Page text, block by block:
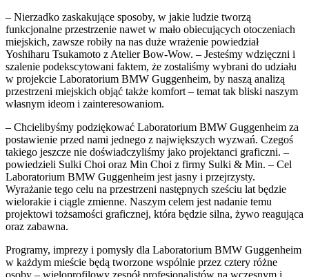
– Nierzadko zaskakujące sposoby, w jakie ludzie tworzą
funkcjonalne przestrzenie nawet w mało obiecujących otoczeniach
miejskich, zawsze robiły na nas duże wrażenie powiedział
Yoshiharu Tsukamoto z Atelier Bow-Wow. – Jesteśmy wdzięczni i
szalenie podekscytowani faktem, że zostaliśmy wybrani do udziału
w projekcie Laboratorium BMW Guggenheim, by naszą analizą
przestrzeni miejskich objąć także komfort – temat tak bliski naszym
własnym ideom i zainteresowaniom.
– Chcielibyśmy podziękować Laboratorium BMW Guggenheim za
postawienie przed nami jednego z największych wyzwań. Czegoś
takiego jeszcze nie doświadczyliśmy jako projektanci graficzni. –
powiedzieli Sulki Choi oraz Min Choi z firmy Sulki & Min. – Cel
Laboratorium BMW Guggenheim jest jasny i przejrzysty.
Wyrażanie tego celu na przestrzeni następnych sześciu lat będzie
wielorakie i ciągle zmienne. Naszym celem jest nadanie temu
projektowi tożsamości graficznej, która będzie silna, żywo reagująca
oraz zabawna.
Programy, imprezy i pomysły dla Laboratorium BMW Guggenheim
w każdym mieście będą tworzone wspólnie przez cztery różne
osoby – wieloprofilowy zespół profesjonalistów na wczesnym i